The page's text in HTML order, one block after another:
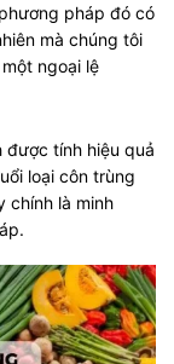
pháp đó có
mà chúng tôi
ngoại lệ
được tính hiệu quả
loại côn trùng
chính là minh